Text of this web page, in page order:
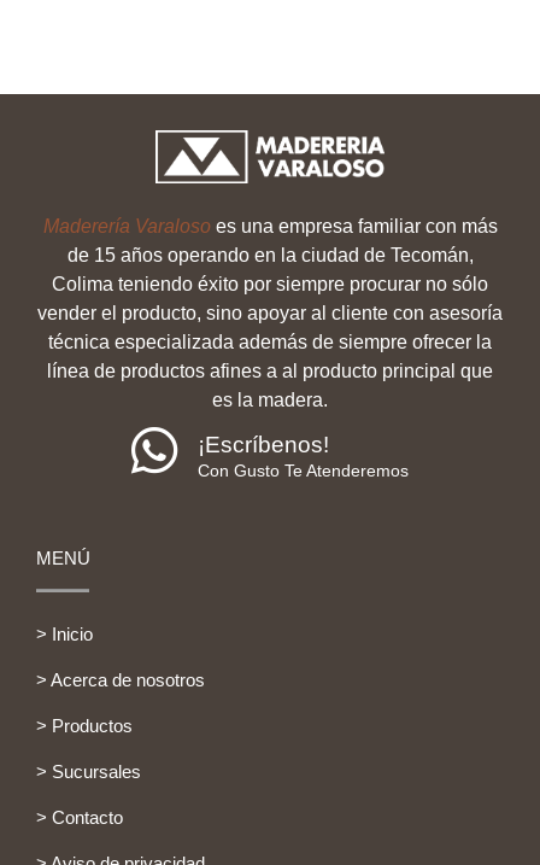
Maderería Varalosoes una empresa familiar con más
de 15 años operando en la ciudad de Tecomán,
Colima teniendo éxito por siempre procurar no sólo
vender el producto, sino apoyar al cliente con asesoría
técnica especializada además de siempre ofrecer la
línea de productos afines a al producto principal que
es la madera.
¡Escríbenos!
Con Gusto Te Atenderemos
MENÚ
> Inicio
> Acerca de nosotros
> Productos
> Sucursales
> Contacto